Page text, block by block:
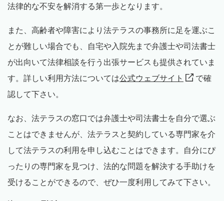
法律的な不安を解消する第一歩となります。
また、高齢者や障害により法テラスの事務所に足を運ぶこ
とが難しい場合でも、自宅や入院先まで弁護士や司法書士
が出向いて法律相談を行う出張サービスも提供されていま
す。詳しい利用方法については公式ウェブサイト
で確
認して下さい。
なお、法テラスの窓口では弁護士や司法書士を自分で選ぶ
ことはできませんが、法テラスと契約している専門家を介
して法テラスの利用を申し込むことはできます。自分にぴ
ったりの専門家を見つけ、法的な問題を解決する手助けを
受けることができるので、ぜひ一度利用してみて下さい。